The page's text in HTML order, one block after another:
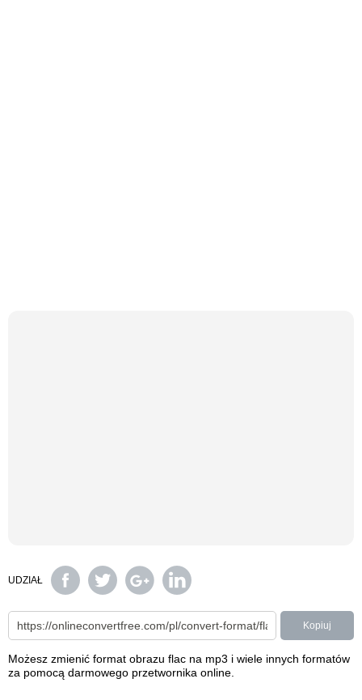
UDZIAŁ
Kopiuj
Możesz zmienić format obrazu flac na mp3 i wiele innych formatów
za pomocą darmowego przetwornika online.